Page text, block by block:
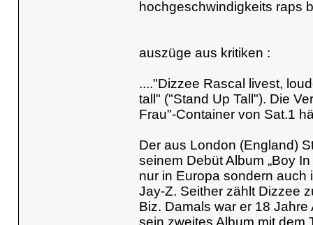
hochgeschwindigkeits raps
auszüge aus kritiken :
...."Dizzee Rascal livest,
tall" ("Stand Up Tall"). Die
Frau"-Container von Sat.1
Der aus London (England)
seinem Debüt Album „Boy
nur in Europa sondern auch
Jay-Z. Seither zählt Dizzee
Biz. Damals war er 18
sein zweites Album mit dem